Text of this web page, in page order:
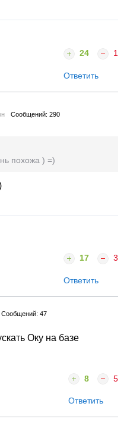
24 1
Ответить
Сообщений: 290
похожа ) =)
17 3
Ответить
Сообщений: 47
Оку на базе
8 5
Ответить